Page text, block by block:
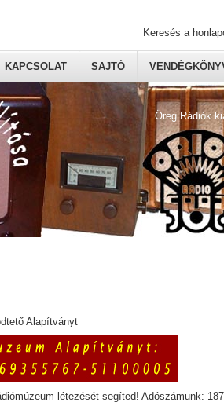
Öreg Rádiók
KAPCSOLAT SAJTÓ
Keresés a
Alapítványt
létezését segíted! Adószámunk: